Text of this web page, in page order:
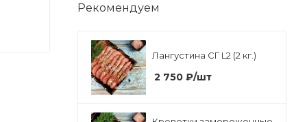
Рекомендуем
Лангустина СГ L2 (2 кг.)
2 750 ₽/шт